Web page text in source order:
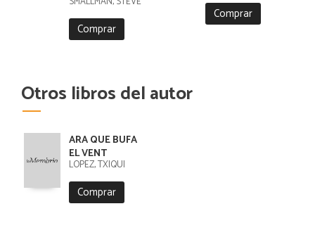
Comprar
Comprar
Otros libros del autor
ARA QUE BUFA
EL VENT
LÓPEZ, TXIQUI
Comprar